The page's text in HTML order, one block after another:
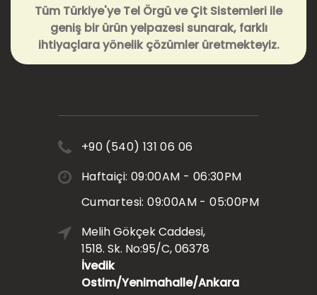
Tüm Türkiye'ye Tel Örgü ve Çit Sistemleri ile
geniş bir ürün yelpazesi sunarak, farklı
ihtiyaçlara yönelik çözümler üretmekteyiz.
+90 (540) 131 06 06
Haftaiçi: 09:00AM - 06:30PM
Cumartesi: 09:00AM - 05:00PM
Melih Gökçek Caddesi,
1518. Sk. No:95/C, 06378
İvedik
Ostim/Yenimahalle/Ankara